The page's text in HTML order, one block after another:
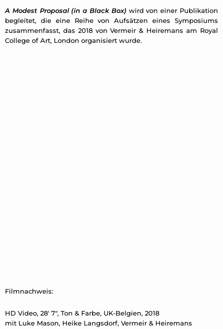
A Modest Proposal (in a Black Box) wird von einer Publikation
begleitet, die eine Reihe von Aufsätzen eines Symposiums
zusammenfasst, das 2018 von Vermeir & Heiremans am Royal
College of Art, London organisiert wurde.
Filmnachweis:
HD Video, 28′ 7″, Ton & Farbe, UK-Belgien, 2018
mit Luke Mason, Heike Langsdorf, Vermeir & Heiremans